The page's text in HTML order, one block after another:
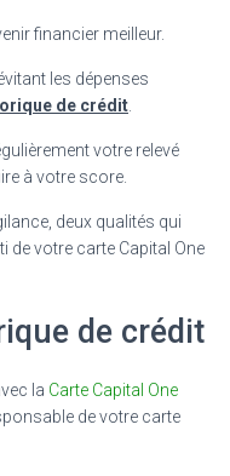
financier meilleur.
les dépenses
de crédit
votre relevé
à votre score.
deux qualités qui
de votre carte Capital One
de crédit
la Carte Capital One
de votre carte